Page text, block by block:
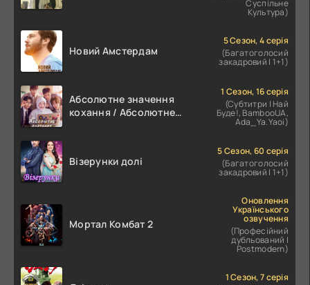
Суспільне
Культура)
Новий Амстердам
5 Сезон, 4 серія
(Багатоголосий
закадровий | 1+1)
Абсолютне значення
кохання / Абсолютне
1 Сезон, 16 серія
(Субтитри | Най
Буде!, BambooUA,
Ada_Ya.Yaoi)
Візерунки долі
5 Сезон, 60 серія
(Багатоголосий
закадровий | 1+1)
Мортал Комбат 2
Оновлення
Українського
озвучення
(Професійний
дубльований |
Postmodern)
1 Сезон, 7 серія